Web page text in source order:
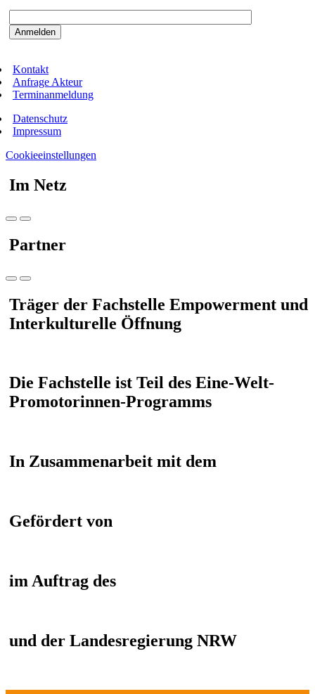
Kontakt
Anfrage Akteur
Terminanmeldung
Datenschutz
Impressum
Cookieeinstellungen
Im Netz
Partner
Träger der Fachstelle Empowerment und
Interkulturelle Öffnung
Die Fachstelle ist Teil des Eine-Welt-
Promotorinnen-Programms
In Zusammenarbeit mit dem
Gefördert von
im Auftrag des
und der Landesregierung NRW